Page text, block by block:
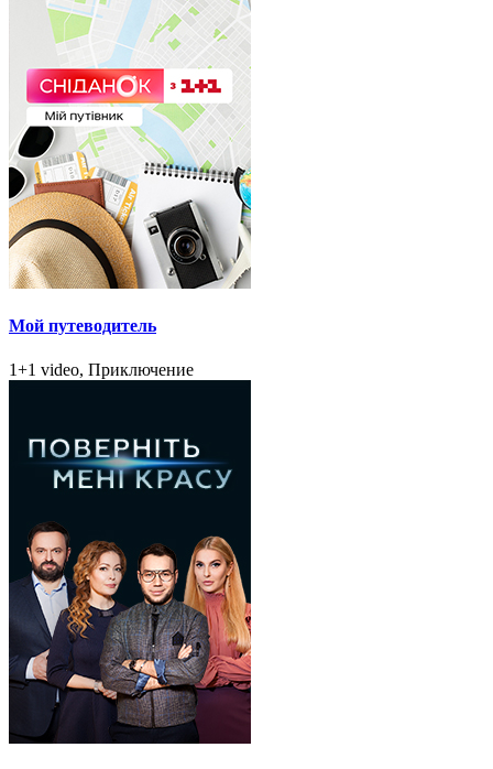
Мой путеводитель
1+1 video, Приключение